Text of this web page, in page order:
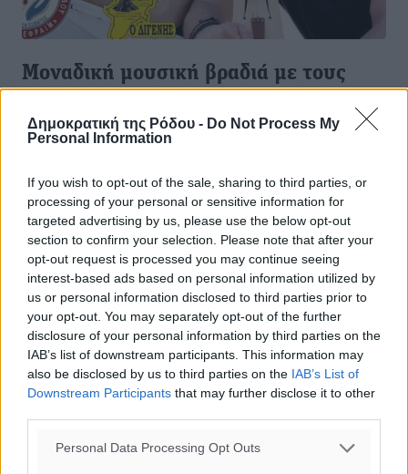
Δημοκρατική της Ρόδου - Do Not Process My
Personal Information
If you wish to opt-out of the sale, sharing to third parties, or
processing of your personal or sensitive information for
targeted advertising by us, please use the below opt-out
section to confirm your selection. Please note that after your
opt-out request is processed you may continue seeing
interest-based ads based on personal information utilized by
us or personal information disclosed to third parties prior to
your opt-out. You may separately opt-out of the further
disclosure of your personal information by third parties on the
IAB’s list of downstream participants. This information may
also be disclosed by us to third parties on the IAB’s List of
Downstream Participants that may further disclose it to other
Personal Data Processing Opt Outs
Μοναδική μουσική βραδιά με τους
Μελίνα Μερκούρη»
φθινοπώρου, η 1η Σεπτεμβρίου φέρνει μαζί της μια
ξεχωριστή βραδιά που θα μείνει χαραγμένη στις καρδιές
μας. Οι Σύλλογοι ...
31.08.24, 11:49